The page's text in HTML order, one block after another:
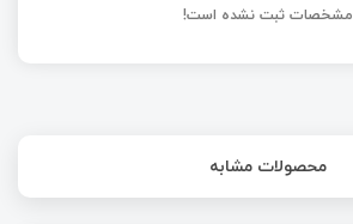
مشخصات ثبت نشده است!
محصولات مشابه